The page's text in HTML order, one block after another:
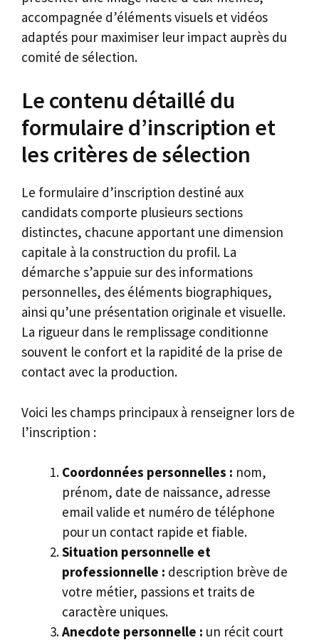
accompagnée d’éléments visuels et vidéos
adaptés pour maximiser leur impact auprès du
comité de sélection.
Le contenu détaillé du
formulaire d’inscription et
les critères de sélection
Le formulaire d’inscription destiné aux
candidats comporte plusieurs sections
distinctes, chacune apportant une dimension
capitale à la construction du profil. La
démarche s’appuie sur des informations
personnelles, des éléments biographiques,
ainsi qu’une présentation originale et visuelle.
La rigueur dans le remplissage conditionne
souvent le confort et la rapidité de la prise de
contact avec la production.
Voici les champs principaux à renseigner lors de
l’inscription :
Coordonnées personnelles : nom,
prénom, date de naissance, adresse
email valide et numéro de téléphone
pour un contact rapide et fiable.
Situation personnelle et
professionnelle : description brève de
votre métier, passions et traits de
caractère uniques.
Anecdote personnelle : un récit court